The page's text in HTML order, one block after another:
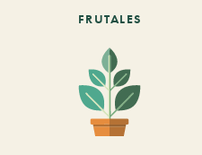
FRUTALES